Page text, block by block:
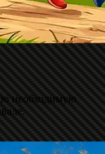
необходимую